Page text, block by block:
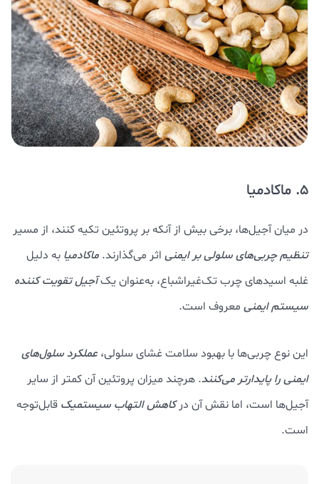
5. ماکادمیا
در میان آجیل‌ها، برخی بیش از آنکه بر پروتئین تکیه کنند، از مسیر
تنظیم چربی‌های سلولی بر ایمنی اثر می‌گذارند. ماکادمیا به دلیل
غلبه اسیدهای چرب تک‌غیراشباع، به‌عنوان یکآجیل تقویت‌ کننده
سیستم ایمنی معروف است.
این نوع چربی‌ها با بهبود سلامت غشای سلولی، عملکرد سلول‌های
ایمنی را پایدارتر می‌کنند. هرچند میزان پروتئین آن کمتر از سایر
آجیل‌ها است، اما نقش آن درکاهش التهاب سیستمیک قابل‌توجه
است.